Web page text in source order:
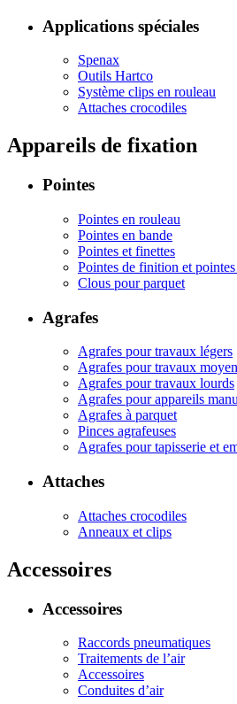
Applications spéciales
Spenax
Outils Hartco
Système clips en rouleau
Attaches crocodiles
Appareils de fixation
Pointes
Pointes en rouleau
Pointes en bande
Pointes et finettes
Pointes de finition et
Clous pour parquet
Agrafes
Agrafes pour travaux légers
Agrafes pour travaux
Agrafes pour travaux lourds
Agrafes pour appareils
Agrafes à parquet
Pinces agrafeuses
Agrafes pour tapisserie et
Attaches
Attaches crocodiles
Anneaux et clips
Accessoires
Accessoires
Raccords pneumatiques
Traitements de l’air
Accessoires
Conduites d’air